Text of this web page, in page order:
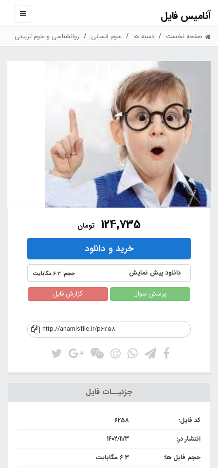
آنامیس فایل
نمایش
صفحه نخست دسته ها علوم انسانی روانشناسی و علوم تربیتی
124,735 تومان
خرید و دانلود
دانلود پیش نمایش حجم: 6.3 مگابایت
پرسش سوال گزارش فایل
http://anamisfile.ir/p6258
جزئیــات فایل
کد فایل:
6258
انتشار در:
۱۴۰۲/۱۱/۳
حجم فایل ها:
6.3 مگابایت